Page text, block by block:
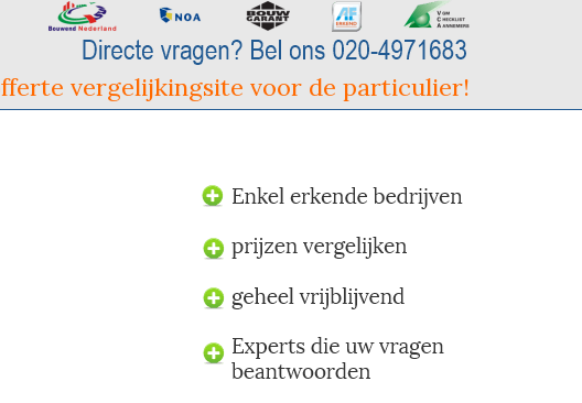
vergelijkingsite voor de particulier!